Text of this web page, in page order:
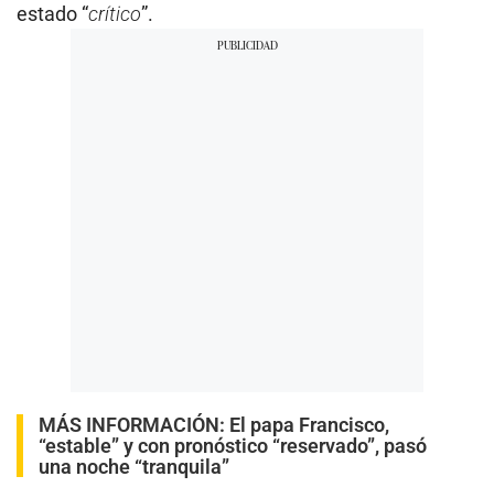
estado “crítico”.
MÁS INFORMACIÓN: El papa Francisco,
“estable” y con pronóstico “reservado”, pasó
una noche “tranquila”